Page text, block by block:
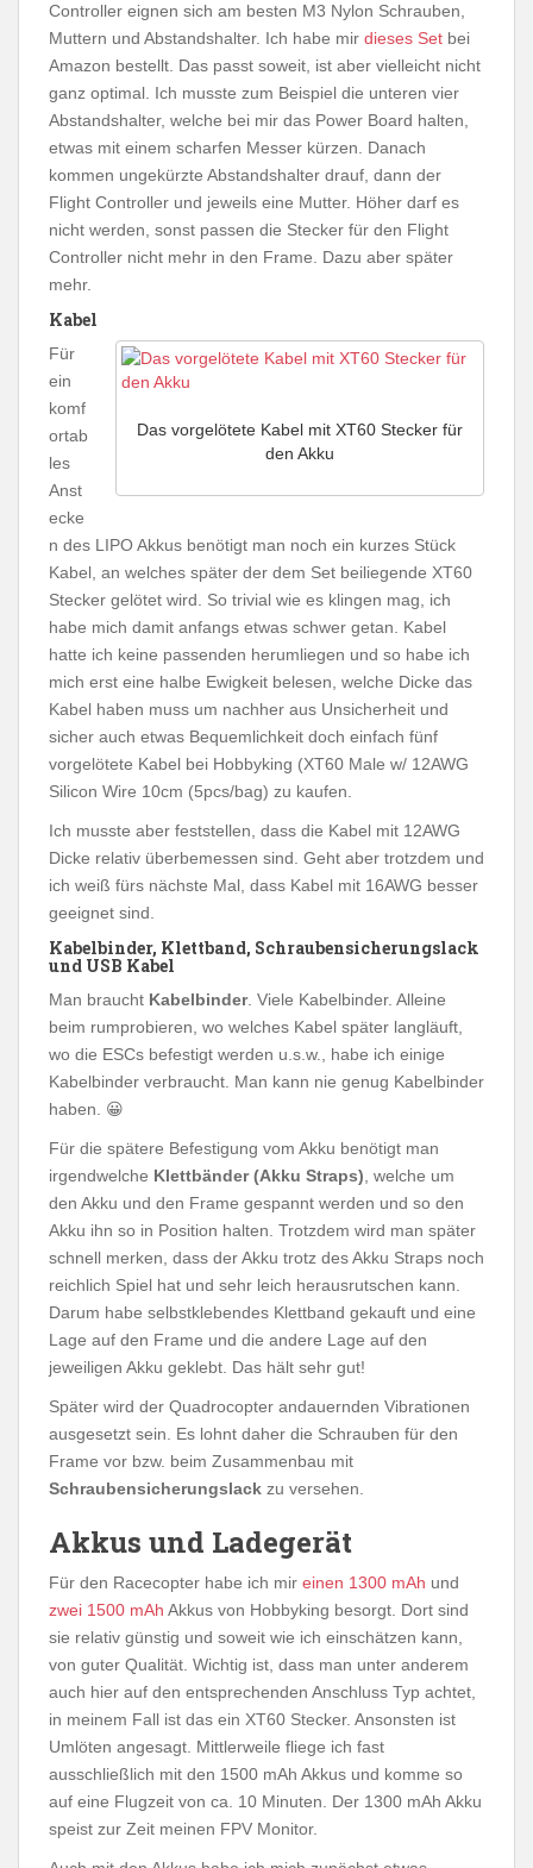
Controller eignen sich am besten M3 Nylon Schrauben,
Muttern und Abstandshalter. Ich habe mir dieses Set bei
Amazon bestellt. Das passt soweit, ist aber vielleicht nicht
ganz optimal. Ich musste zum Beispiel die unteren vier
Abstandshalter, welche bei mir das Power Board halten,
etwas mit einem scharfen Messer kürzen. Danach
kommen ungekürzte Abstandshalter drauf, dann der
Flight Controller und jeweils eine Mutter. Höher darf es
nicht werden, sonst passen die Stecker für den Flight
Controller nicht mehr in den Frame. Dazu aber später
mehr.
Kabel
Das vorgelötete Kabel mit XT60 Stecker für
den Akku
Für
ein
komf
ortab
les
Anst
ecke
n des LIPO Akkus benötigt man noch ein kurzes Stück
Kabel, an welches später der dem Set beiliegende XT60
Stecker gelötet wird. So trivial wie es klingen mag, ich
habe mich damit anfangs etwas schwer getan. Kabel
hatte ich keine passenden herumliegen und so habe ich
mich erst eine halbe Ewigkeit belesen, welche Dicke das
Kabel haben muss um nachher aus Unsicherheit und
sicher auch etwas Bequemlichkeit doch einfach fünf
vorgelötete Kabel bei Hobbyking (XT60 Male w/ 12AWG
Silicon Wire 10cm (5pcs/bag) zu kaufen.
Ich musste aber feststellen, dass die Kabel mit 12AWG
Dicke relativ überbemessen sind. Geht aber trotzdem und
ich weiß fürs nächste Mal, dass Kabel mit 16AWG besser
geeignet sind.
Kabelbinder, Klettband, Schraubensicherungslack
und USB Kabel
Man braucht Kabelbinder. Viele Kabelbinder. Alleine
beim rumprobieren, wo welches Kabel später langläuft,
wo die ESCs befestigt werden u.s.w., habe ich einige
Kabelbinder verbraucht. Man kann nie genug Kabelbinder
haben. 😀
Für die spätere Befestigung vom Akku benötigt man
irgendwelche Klettbänder (Akku Straps) , welche um
den Akku und den Frame gespannt werden und so den
Akku ihn so in Position halten. Trotzdem wird man später
schnell merken, dass der Akku trotz des Akku Straps noch
reichlich Spiel hat und sehr leich herausrutschen kann.
Darum habe selbstklebendes Klettband gekauft und eine
Lage auf den Frame und die andere Lage auf den
jeweiligen Akku geklebt. Das hält sehr gut!
Später wird der Quadrocopter andauernden Vibrationen
ausgesetzt sein. Es lohnt daher die Schrauben für den
Frame vor bzw. beim Zusammenbau mit
Schraubensicherungslack zu versehen.
Akkus und Ladegerät
Für den Racecopter habe ich mir einen 1300 mAh und
zwei 1500 mAh Akkus von Hobbyking besorgt. Dort sind
sie relativ günstig und soweit wie ich einschätzen kann,
von guter Qualität. Wichtig ist, dass man unter anderem
auch hier auf den entsprechenden Anschluss Typ achtet,
in meinem Fall ist das ein XT60 Stecker. Ansonsten ist
Umlöten angesagt. Mittlerweile fliege ich fast
ausschließlich mit den 1500 mAh Akkus und komme so
auf eine Flugzeit von ca. 10 Minuten. Der 1300 mAh Akku
speist zur Zeit meinen FPV Monitor.